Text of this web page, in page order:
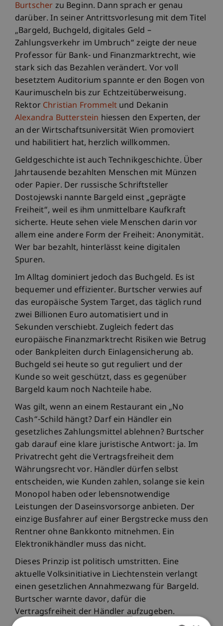
Burtscher zu Beginn. Dann sprach er genau
darüber. In seiner Antrittsvorlesung mit dem Titel
„Bargeld, Buchgeld, digitales Geld –
Zahlungsverkehr im Umbruch“ zeigte der neue
Professor für Bank- und Finanzmarktrecht, wie
stark sich das Bezahlen verändert. Vor voll
besetztem Auditorium spannte er den Bogen von
Kaurimuscheln bis zur Echtzeitüberweisung.
Rektor Christian Frommelt und Dekanin
Alexandra Butterstein hiessen den Experten, der
an der Wirtschaftsuniversität Wien promoviert
und habilitiert hat, herzlich willkommen.
Geldgeschichte ist auch Technikgeschichte. Über
Jahrtausende bezahlten Menschen mit Münzen
oder Papier. Der russische Schriftsteller
Dostojewski nannte Bargeld einst „geprägte
Freiheit“, weil es ihm unmittelbare Kaufkraft
sicherte. Heute sehen viele Menschen darin vor
allem eine andere Form der Freiheit: Anonymität.
Wer bar bezahlt, hinterlässt keine digitalen
Spuren.
Im Alltag dominiert jedoch das Buchgeld. Es ist
bequemer und effizienter. Burtscher verwies auf
das europäische System Target, das täglich rund
zwei Billionen Euro automatisiert und in
Sekunden verschiebt. Zugleich federt das
europäische Finanzmarktrecht Risiken wie Betrug
oder Bankpleiten durch Einlagensicherung ab.
Buchgeld sei heute so gut reguliert und der
Kunde so weit geschützt, dass es gegenüber
Bargeld kaum noch Nachteile habe.
Was gilt, wenn an einem Restaurant ein „No
Cash“-Schild hängt? Darf ein Händler ein
gesetzliches Zahlungsmittel ablehnen? Burtscher
gab darauf eine klare juristische Antwort: ja. Im
Privatrecht geht die Vertragsfreiheit dem
Währungsrecht vor. Händler dürfen selbst
entscheiden, wie Kunden zahlen, solange sie kein
Monopol haben oder lebensnotwendige
Leistungen der Daseinsvorsorge anbieten. Der
einzige Busfahrer auf einer Bergstrecke muss den
Rentner ohne Bankkonto mitnehmen. Ein
Elektronikhändler muss das nicht.
Dieses Prinzip ist politisch umstritten. Eine
aktuelle Volksinitiative in Liechtenstein verlangt
einen gesetzlichen Annahmezwang für Bargeld.
Burtscher warnte davor, dafür die
Vertragsfreiheit der Händler aufzugeben.